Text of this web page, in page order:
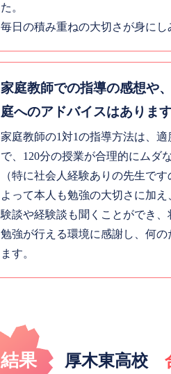
た。
毎日の積み重ねの大切さが身に
家庭教師での指導の感想や
庭へのアドバイスはありま
家庭教師の1対1の指導方法は、
で、120分の授業が合理的にムダ
（特に社会人経験ありの先生で
よって本人も勉強の大切さに加
験談や経験談も聞くことができ
勉強が行える環境に感謝し、何
ます。
結果 厚木東高校